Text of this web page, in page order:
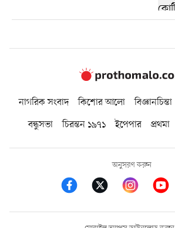
নাগরিক সংবাদ কিশোর আলো বিজ্ঞানচিন্তা
বন্ধুসভা
চিরন্তন ১৯৭১ ইপেপার প্রথমা
অনুসরণ করুন